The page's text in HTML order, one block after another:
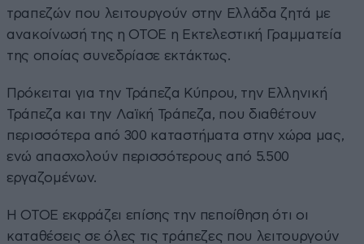
τραπεζών που λειτουργούν στην Ελλάδα ζητά με
ανακοίνωσή της η ΟΤΟΕ η Εκτελεστική Γραμματεία
της οποίας συνεδρίασε εκτάκτως.
Πρόκειται για την Τράπεζα Κύπρου, την Ελληνική
Τράπεζα και την Λαϊκή Τράπεζα, που διαθέτουν
περισσότερα από 300 καταστήματα στην χώρα μας,
ενώ απασχολούν περισσότερους από 5.500
εργαζομένων.
Η ΟΤΟΕ εκφράζει επίσης την πεποίθηση ότι οι
καταθέσεις σε όλες τις τράπεζες που λειτουργούν